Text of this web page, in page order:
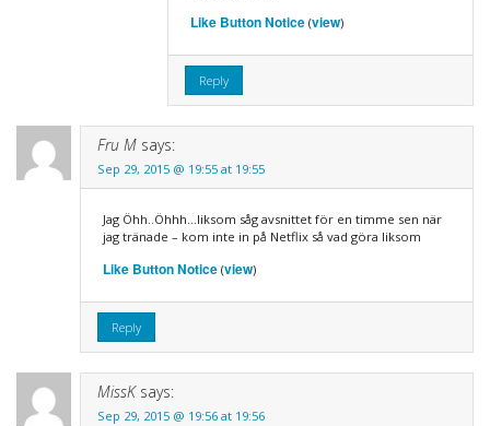
Like Button Notice(view)
Reply
Fru M says:
Sep 29, 2015 @ 19:55 at 19:55
Jag Öhh..Öhhh…liksom såg avsnittet för en timme sen när
jag tränade – kom inte in på Netflix så vad göra liksom
Like Button Notice(view)
Reply
MissK says:
Sep 29, 2015 @ 19:56 at 19:56